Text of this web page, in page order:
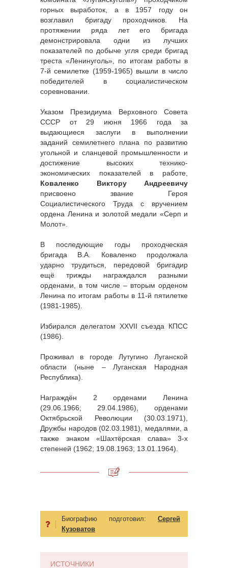
горных выработок, а в 1957 году он
возглавил бригаду проходчиков. На
протяжении ряда лет его бригада
демонстрировала одни из лучших
показателей по добыче угля среди бригад
треста «Ленинуголь», по итогам работы в
7-й семилетке (1959-1965) вышли в число
победителей в социалистическом
соревновании.
Указом Президиума Верховного Совета
СССР от 29 июня 1966 года за
выдающиеся заслуги в выполнении
заданий семилетнего плана по развитию
угольной и сланцевой промышленности и
достижение высоких технико-
экономических показателей в работе,
Коваленко Виктору Андреевичу
присвоено звание Героя
Социалистического Труда с вручением
ордена Ленина и золотой медали «Серп и
Молот».
В последующие годы проходческая
бригада В.А. Коваленко продолжала
ударно трудиться, передовой бригадир
ещё трижды награждался разными
орденами, в том числе – вторым орденом
Ленина по итогам работы в 11-й пятилетке
(1981-1985).
Избирался делегатом XXVII съезда КПСС
(1986).
Проживал в городе Лутугино Луганской
области (ныне – Луганская Народная
Республика).
Награждён 2 орденами Ленина
(29.06.1966; 29.04.1986), орденами
Октябрьской Революции (30.03.1971),
Дружбы народов (02.03.1981), медалями, а
также знаком «Шахтёрская слава» 3-х
степеней (1962; 19.08.1963; 13.01.1964).
Биографию подготовил: Сергей
Кузоватов
ИСТОЧНИКИ